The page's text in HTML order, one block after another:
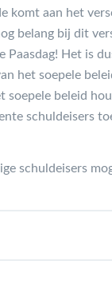
komt aan het
belang bij dit
Paasdag! Het is
het soepele
beleid
schuldeisers
schuldeisers